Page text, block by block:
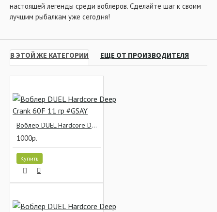
настоящей легенды среди воблеров. Сделайте шаг к своим
лучшим рыбалкам уже сегодня!
В ЭТОЙ ЖЕ КАТЕГОРИИ ЕЩЕ ОТ ПРОИЗВОДИТЕЛЯ
Воблер DUEL Hardcore Deep Crank 60F 11 гр #GSAY
1000р.
Купить